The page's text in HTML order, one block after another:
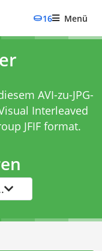
16 Menü
AVI-zu-JPG-
Interleaved
JFIF format.